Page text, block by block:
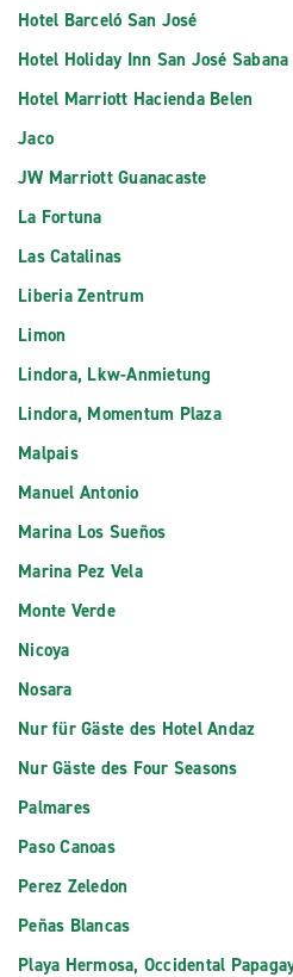
Hotel Barceló San José
Hotel Holiday Inn San José Sabana
Hotel Marriott Hacienda Belen
Jaco
JW Marriott Guanacaste
La Fortuna
Las Catalinas
Liberia Zentrum
Limon
Lindora, Lkw-Anmietung
Lindora, Momentum Plaza
Malpais
Manuel Antonio
Marina Los Sueños
Marina Pez Vela
Monte Verde
Nicoya
Nosara
Nur für Gäste des Hotel Andaz
Nur Gäste des Four Seasons
Palmares
Paso Canoas
Perez Zeledon
Peñas Blancas
Playa Hermosa, Occidental